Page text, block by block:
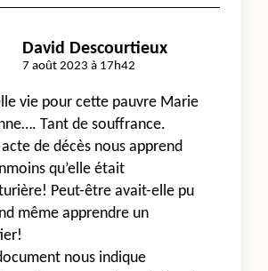
David Descourtieux
7 août 2023 à 17h42
vie pour cette pauvre Marie
Tant de souffrance.
acte de décès nous apprend
qu’elle était
Peut-être avait-elle pu
même apprendre un
nous indique